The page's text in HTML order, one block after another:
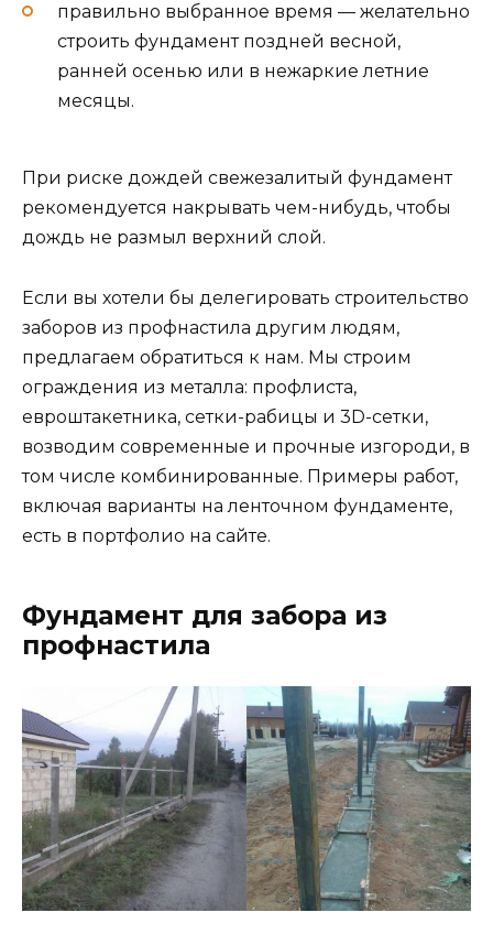
правильно выбранное время — желательно
строить фундамент поздней весной,
ранней осенью или в нежаркие летние
месяцы.
При риске дождей свежезалитый фундамент
рекомендуется накрывать чем-нибудь, чтобы
дождь не размыл верхний слой.
Если вы хотели бы делегировать строительство
заборов из профнастила другим людям,
предлагаем обратиться к нам. Мы строим
ограждения из металла: профлиста,
евроштакетника, сетки-рабицы и 3D-сетки,
возводим современные и прочные изгороди, в
том числе комбинированные. Примеры работ,
включая варианты на ленточном фундаменте,
есть в портфолио на сайте.
Фундамент для забора из
профнастила